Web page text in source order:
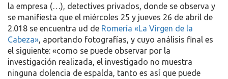
la empresa (…), detectives privados, donde se observa y
se manifiesta que el miércoles 25 y jueves 26 de abril de
2.018 se encuentra ud de Romería «La Virgen de la
Cabeza», aportando fotografías, y cuyo análisis final es
el siguiente: «como se puede observar por la
investigación realizada, el investigado no muestra
ninguna dolencia de espalda, tanto es así que puede